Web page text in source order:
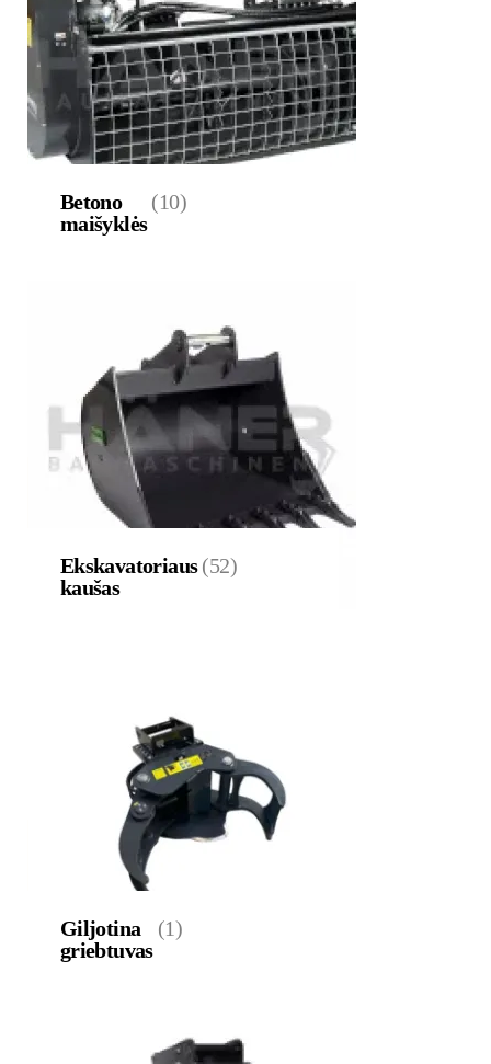
Betono
maišyklės
(10)
Ekskavatoriaus
kaušas
(52)
Giljotina
griebtuvas
(1)